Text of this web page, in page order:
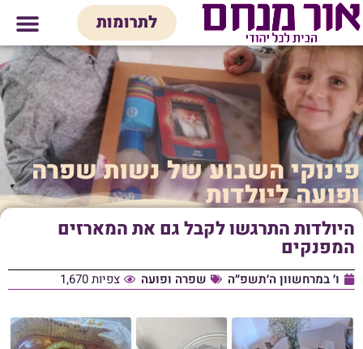
לתוכן
לתרומות
פינוקי השבוע של נשות שפרה
ופועה ליולדות
היולדות התרגשו לקבל גם את המארזים
המפנקים
ו׳ במרחשוון ה׳תשפ״ה שפרה ופועה צפיות 1,670